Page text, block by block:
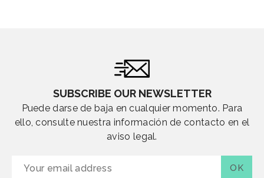
SUBSCRIBE OUR NEWSLETTER
Puede darse de baja en cualquier momento. Para
ello, consulte nuestra información de contacto en el
aviso legal.